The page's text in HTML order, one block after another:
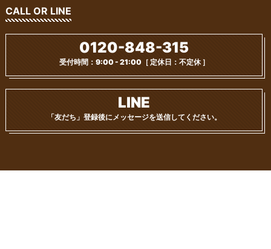
CALL OR LINE
0120-848-315
受付時間：9:00 - 21:00［ 定休日：不定休 ］
LINE
「友だち」登録後にメッセージを送信してください。